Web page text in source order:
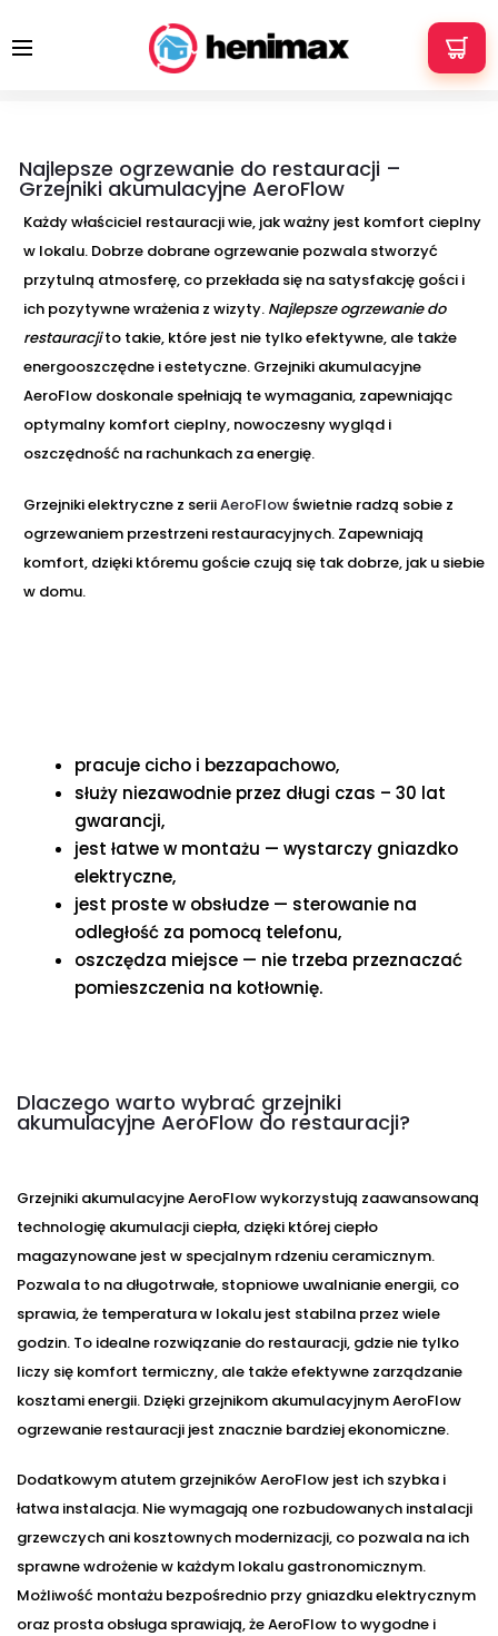
Ogrzewanie do restauracji
Ogrzewanie do Ogrzewanie do restauracji
Najlepsze ogrzewanie do restauracji –
Grzejniki akumulacyjne AeroFlow
Każdy właściciel restauracji wie, jak ważny jest komfort cieplny
w lokalu. Dobrze dobrane ogrzewanie pozwala stworzyć
przytulną atmosferę, co przekłada się na satysfakcję gości i
ich pozytywne wrażenia z wizyty. Najlepsze ogrzewanie do
restauracjito takie, które jest nie tylko efektywne, ale także
energooszczędne i estetyczne. Grzejniki akumulacyjne
AeroFlow doskonale spełniają te wymagania, zapewniając
optymalny komfort cieplny, nowoczesny wygląd i
oszczędność na rachunkach za energię.
Grzejniki elektryczne z seriiAeroFlowświetnie radzą sobie z
ogrzewaniem przestrzeni restauracyjnych. Zapewniają
komfort, dzięki któremu goście czują się tak dobrze, jak u siebie
w domu.
pracuje cicho i bezzapachowo,
służy niezawodnie przez długi czas – 30 lat
gwarancji,
jest łatwe w montażu — wystarczy gniazdko
elektryczne,
jest proste w obsłudze — sterowanie na
odległość za pomocą telefonu,
oszczędza miejsce — nie trzeba przeznaczać
pomieszczenia na kotłownię.
Dlaczego warto wybrać grzejniki
akumulacyjne AeroFlow do restauracji?
Grzejniki akumulacyjne AeroFlow wykorzystują zaawansowaną
technologię akumulacji ciepła, dzięki której ciepło
magazynowane jest w specjalnym rdzeniu ceramicznym.
Pozwala to na długotrwałe, stopniowe uwalnianie energii, co
sprawia, że temperatura w lokalu jest stabilna przez wiele
godzin. To idealne rozwiązanie do restauracji, gdzie nie tylko
liczy się komfort termiczny, ale także efektywne zarządzanie
kosztami energii. Dzięki grzejnikom akumulacyjnym AeroFlow
ogrzewanie restauracji jest znacznie bardziej ekonomiczne.
Dodatkowym atutem grzejników AeroFlow jest ich szybka i
łatwa instalacja. Nie wymagają one rozbudowanych instalacji
grzewczych ani kosztownych modernizacji, co pozwala na ich
sprawne wdrożenie w każdym lokalu gastronomicznym.
Możliwość montażu bezpośrednio przy gniazdku elektrycznym
oraz prosta obsługa sprawiają, że AeroFlow to wygodne i